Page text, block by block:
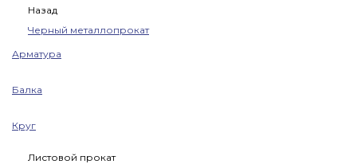
Назад
Черный металлопрокат
Арматура
Балка
Круг
Листовой прокат